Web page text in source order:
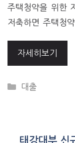
주택청약을 위한
저축하면 주택청
자세히보기
CATEGORIES
대출
태강대부 신